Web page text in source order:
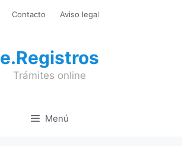
Contacto Aviso legal
e.Registros
Trámites online
Menú